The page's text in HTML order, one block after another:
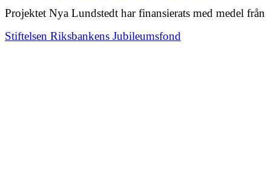
Projektet Nya Lundstedt har finansierats med medel från
Stiftelsen Riksbankens Jubileumsfond